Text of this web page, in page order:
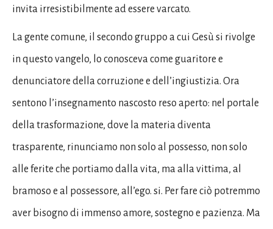
invita irresistibilmente ad essere varcato.
La gente comune, il secondo gruppo a cui Gesù si rivolge
in questo vangelo, lo conosceva come guaritore e
denunciatore della corruzione e dell’ingiustizia. Ora
sentono l’insegnamento nascosto reso aperto: nel portale
della trasformazione, dove la materia diventa
trasparente, rinunciamo non solo al possesso, non solo
alle ferite che portiamo dalla vita, ma alla vittima, al
bramoso e al possessore, all’ego. si. Per fare ciò potremmo
aver bisogno di immenso amore, sostegno e pazienza. Ma